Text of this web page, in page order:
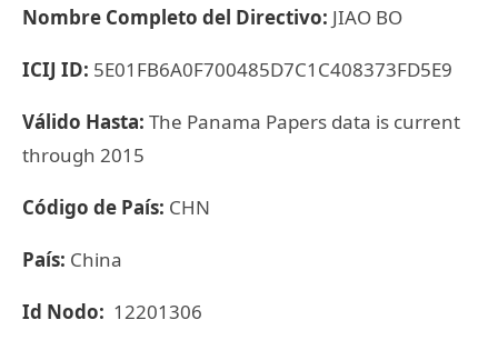
Nombre Completo del Directivo: JIAO BO
ICIJ ID: 5E01FB6A0F700485D7C1C408373FD5E9
Válido Hasta: The Panama Papers data is current
through 2015
Código de País: CHN
País: China
Id Nodo: 12201306